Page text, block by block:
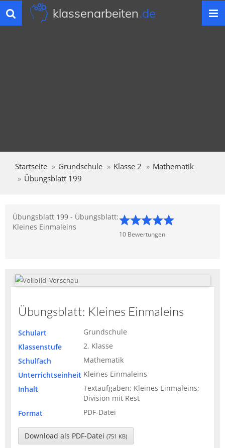
Toggle
navigation
klassenarbeiten.de
Startseite Grundschule Klasse 2
Mathematik
Übungsblatt 199
Übungsblatt 199 - Übungsblatt:
Kleines Einmaleins
10 Bewertungen
Übungsblatt: Kleines Einmaleins
Schulart
Grundschule
Klassenstufe
2. Klasse
Schulfach
Mathematik
Unterrichtseinheit Kleines Einmaleins
Inhalt
Textaufgaben; Kleines Einmaleins;
Division mit Rest
Format
PDF-Datei
Download als PDF-Datei (751 KB)